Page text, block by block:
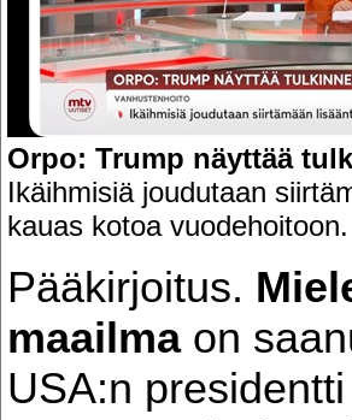
Orpo: Trump näyttää
Ikäihmisiä joudutaan
kauas kotoa vuodehoitoon.
Pääkirjoitus.
maailmaon
USA:n presidentti